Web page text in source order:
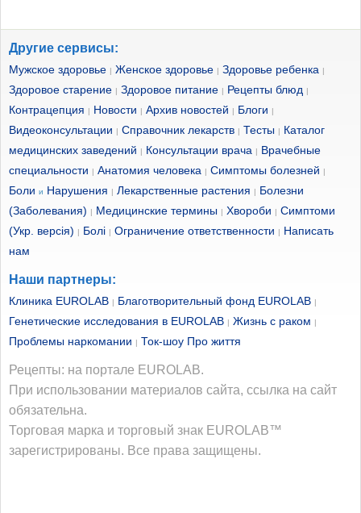
Другие сервисы:
Мужское здоровье Женское здоровье Здоровье ребенка
Здоровое старение Здоровое питание Рецепты блюд
Контрацепция Новости Архив новостей Блоги
Видеоконсультации Справочник лекарств Тесты
Каталог
медицинских заведений
Консультации врача
Врачебные
специальности
Анатомия человека Симптомы болезней
Боли и Нарушения Лекарственные растения
Болезни
(Заболевания)
Медицинские термины Хвороби
Симптоми
(Укр. версія)
Болі Ограничение ответственности
Написать
нам
Наши партнеры:
Клиника EUROLAB Благотворительный фонд EUROLAB
Генетические исследования в EUROLAB Жизнь с раком
Проблемы наркомании Ток-шоу Про життя
Рецепты: на портале EUROLAB.
При использовании материалов сайта, ссылка на сайт
обязательна.
Торговая марка и торговый знак EUROLAB™
зарегистрированы. Все права защищены.